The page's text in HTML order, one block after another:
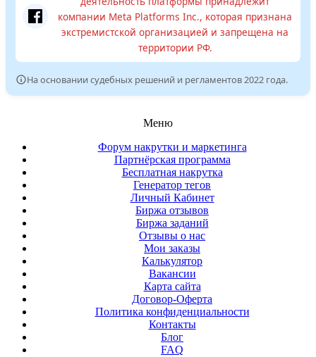
компании Meta Platforms Inc., которая признана
экстремистской организацией и запрещена на
территории РФ.
На основании судебных решений и регламентов 2022 года.
Меню
Форум накрутки и маркетинга
Партнёрская программа
Бесплатная накрутка
Генератор тегов
Личный Кабинет
Биржа отзывов
Биржа заданий
Отзывы о нас
Мои заказы
Калькулятор
Вакансии
Карта сайта
Договор-Оферта
Политика конфиденциальности
Контакты
Блог
FAQ